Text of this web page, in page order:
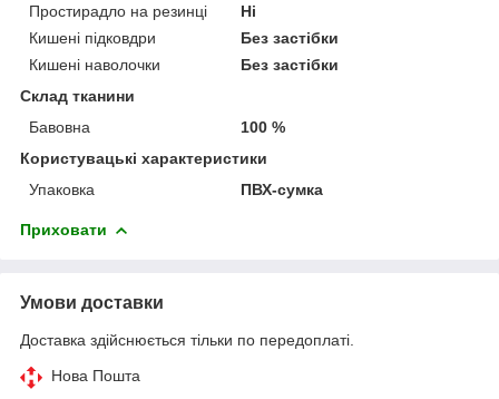
Простирадло на резинці
Ні
Кишені підковдри
Без застібки
Кишені наволочки
Без застібки
Склад тканини
Бавовна
100 %
Користувацькі характеристики
Упаковка
ПВХ-сумка
Приховати
Умови доставки
Доставка здійснюється тільки по передоплаті.
Нова Пошта